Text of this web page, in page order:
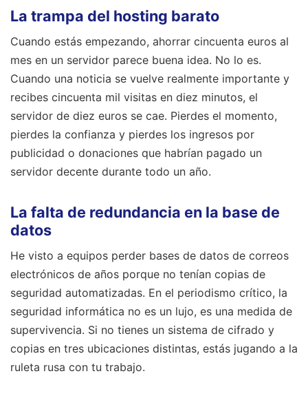
La trampa del hosting barato
Cuando estás empezando, ahorrar cincuenta euros al
mes en un servidor parece buena idea. No lo es.
Cuando una noticia se vuelve realmente importante y
recibes cincuenta mil visitas en diez minutos, el
servidor de diez euros se cae. Pierdes el momento,
pierdes la confianza y pierdes los ingresos por
publicidad o donaciones que habrían pagado un
servidor decente durante todo un año.
La falta de redundancia en la base de
datos
He visto a equipos perder bases de datos de correos
electrónicos de años porque no tenían copias de
seguridad automatizadas. En el periodismo crítico, la
seguridad informática no es un lujo, es una medida de
supervivencia. Si no tienes un sistema de cifrado y
copias en tres ubicaciones distintas, estás jugando a la
ruleta rusa con tu trabajo.